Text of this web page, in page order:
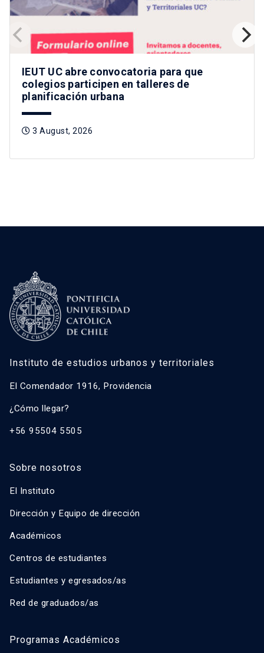
IEUT UC abre convocatoria para que
colegios participen en talleres de
planificación urbana
3 August, 2026
Instituto de estudios urbanos y territoriales
El Comendador 1916, Providencia
¿Cómo llegar?
+56 95504 5505
Sobre nosotros
El Instituto
Dirección y Equipo de dirección
Académicos
Centros de estudiantes
Estudiantes y egresados/as
Red de graduados/as
Programas Académicos